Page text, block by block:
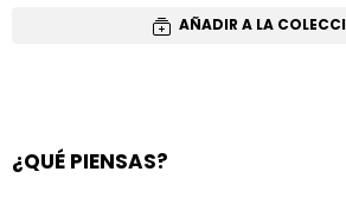
AÑADIR A LA
¿QUÉ PIENSAS?